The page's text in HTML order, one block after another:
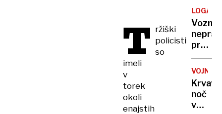
T ržiški
policisti
so
imeli
v
torek
okoli
enajstih
do
ljudem
državo,
ki
sploh
ni
je
VOJNA
Krvava
noč
v